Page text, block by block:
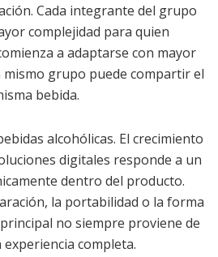
Cada integrante del grupo
complejidad para quien
a adaptarse con mayor
mismo grupo puede compartir el
bebida.
alcohólicas. El crecimiento
digitales responde a un
dentro del producto.
la portabilidad o la forma
no siempre proviene de
completa.